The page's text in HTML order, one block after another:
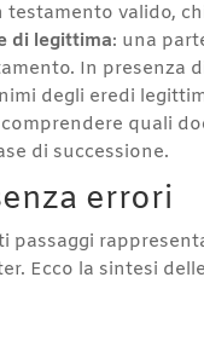
valido,
di legittima: una
In presenza
degli eredi
quali
di successione.
errori
passaggi
Ecco la sintesi